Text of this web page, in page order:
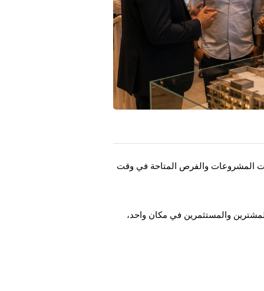
المشروعات والفرص المتاحة في وقت
والمستثمرين في مكان واحد،